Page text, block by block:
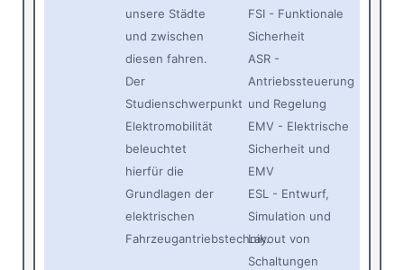
unsere Städte
und zwischen
diesen fahren.
Der
Studienschwerpunkt
Elektromobilität
beleuchtet
hierfür die
Grundlagen der
elektrischen
Fahrzeugantriebstechnik.
FSI - Funktionale
Sicherheit
ASR -
Antriebssteuerung
und Regelung
EMV - Elektrische
Sicherheit und
EMV
ESL - Entwurf,
Simulation und
Layout von
Schaltungen